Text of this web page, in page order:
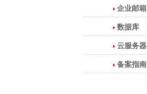
企业邮箱
数据库
云服务器
备案指南